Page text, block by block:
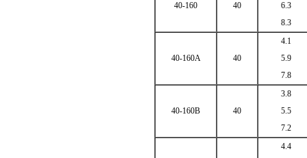
40-160 40
6.3
8.3
40-160A 40
4.1
5.9
7.8
40-160B 40
3.8
5.5
7.2
4.4